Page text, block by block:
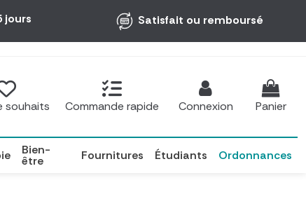
jours Satisfait ou remboursé
souhaits Commande rapide Connexion Panier
Bien-
être Fournitures Étudiants Ordonnances